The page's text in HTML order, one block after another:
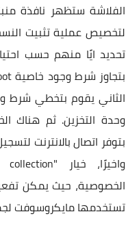
تحديد ايًا منهم حسب
وحدة التخزين. ثم هناك
بتوفر اتصال بالانترنت
تستخدمها مايكروسوفت